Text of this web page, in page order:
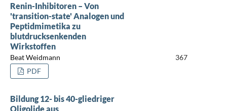
Renin-Inhibitoren – Von
'transition-state' Analogen und
Peptidmimetika zu
blutdrucksenkenden
Wirkstoffen
Beat Weidmann
367
PDF
Bildung 12- bis 40-gliedriger
Oligolide aus